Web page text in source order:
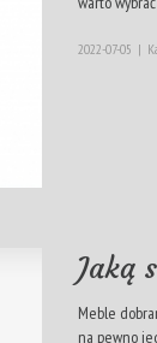
2022-07-05 |
Jaką
Meble
na pewno